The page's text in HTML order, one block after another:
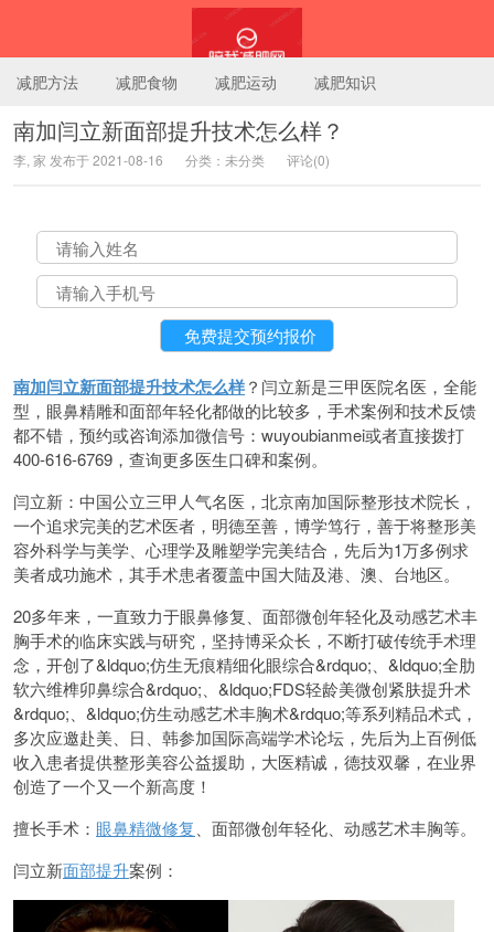
陪我减肥网
减肥方法 减肥食物 减肥运动 减肥知识
南加闫立新面部提升技术怎么样？
李, 家 发布于 2021-08-16 分类：未分类 评论(0)
南加闫立新面部提升技术怎么样？闫立新是三甲医院名医，全能
型，眼鼻精雕和面部年轻化都做的比较多，手术案例和技术反馈
都不错，预约或咨询添加微信号：wuyoubianmei或者直接拨打
400-616-6769，查询更多医生口碑和案例。
闫立新：中国公立三甲人气名医，北京南加国际整形技术院长，
一个追求完美的艺术医者，明德至善，博学笃行，善于将整形美
容外科学与美学、心理学及雕塑学完美结合，先后为1万多例求
美者成功施术，其手术患者覆盖中国大陆及港、澳、台地区。
20多年来，一直致力于眼鼻修复、面部微创年轻化及动感艺术丰
胸手术的临床实践与研究，坚持博采众长，不断打破传统手术理
念，开创了&ldquo;仿生无痕精细化眼综合&rdquo;、&ldquo;全肋
软六维榫卯鼻综合&rdquo;、&ldquo;FDS轻龄美微创紧肤提升术
&rdquo;、&ldquo;仿生动感艺术丰胸术&rdquo;等系列精品术式，
多次应邀赴美、日、韩参加国际高端学术论坛，先后为上百例低
收入患者提供整形美容公益援助，大医精诚，德技双馨，在业界
创造了一个又一个新高度！
擅长手术： 眼鼻精微修复 、面部微创年轻化、动感艺术丰胸等。
闫立新面部提升案例：